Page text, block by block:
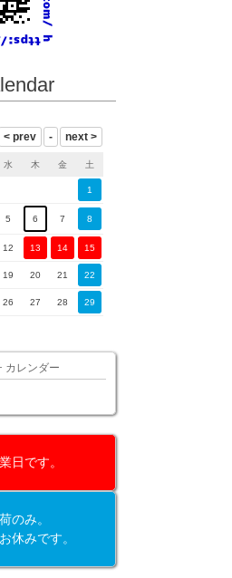
水 木 金 土
1
5 6 7 8
12 13 14 15
19 20 21 22
26 27 28 29
カレンダー
日です。
のみ。
休みです。